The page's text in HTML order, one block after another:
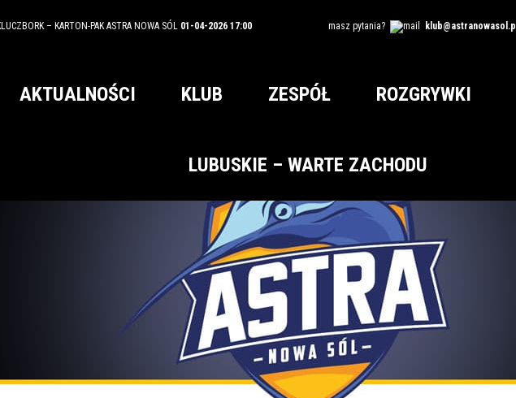
– KARTON-PAK ASTRA NOWA SÓL 01-04-2026 17:00 masz pytania? klub@astranowasol.pl
AKTUALNOŚCI KLUB ZESPÓŁ ROZGRYWKI
LUBUSKIE – WARTE ZACHODU